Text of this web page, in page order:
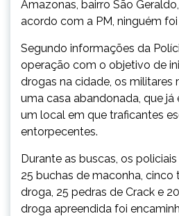
Amazonas, bairro São
acordo com a PM, ninguém foi
Segundo informações da
operação com o objetivo de
drogas na cidade, os militares
uma casa abandonada, que já
um local em que traficantes
entorpecentes.
Durante as buscas, os
25 buchas de maconha,
droga, 25 pedras de Crack e
droga apreendida foi